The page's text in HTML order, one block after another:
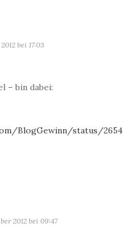
bei 17:03
– bin dabei:
BlogGewinn/status/2654
2012 bei 09:47